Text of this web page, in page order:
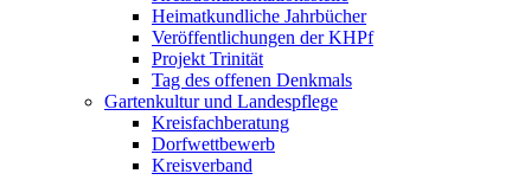
Heimatkundliche Jahrbücher
Veröffentlichungen der KHPf
Projekt Trinität
Tag des offenen Denkmals
Gartenkultur und Landespflege
Kreisfachberatung
Dorfwettbewerb
Kreisverband